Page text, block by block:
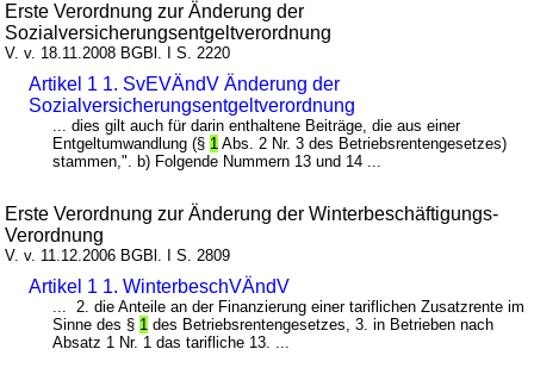
Erste Verordnung zur Änderung der
Sozialversicherungsentgeltverordnung
V. v. 18.11.2008 BGBl. I S. 2220
Artikel 1 1. SvEVÄndV Änderung der
Sozialversicherungsentgeltverordnung
... dies gilt auch für darin enthaltene Beiträge, die aus einer
Entgeltumwandlung (§ 1 Abs. 2 Nr. 3 des Betriebsrentengesetzes)
stammen,". b) Folgende Nummern 13 und 14 ...
Erste Verordnung zur Änderung der Winterbeschäftigungs-
Verordnung
V. v. 11.12.2006 BGBl. I S. 2809
Artikel 1 1. WinterbeschVÄndV
... 2. die Anteile an der Finanzierung einer tariflichen Zusatzrente im
Sinne des § 1 des Betriebsrentengesetzes, 3. in Betrieben nach
Absatz 1 Nr. 1 das tarifliche 13. ...